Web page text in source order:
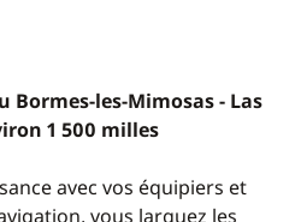
Bormes-les-Mimosas - Las
1 500 milles
avec vos équipiers et
vous larguez les